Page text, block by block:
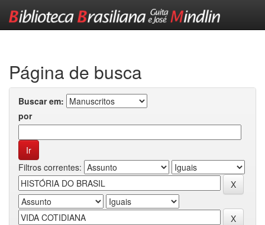
Página de busca
Buscar em:
por
Filtros correntes: